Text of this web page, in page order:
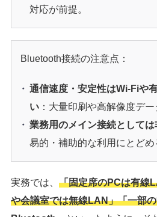
対応が前提。
Bluetooth接続の注意点：
通信速度・安定性はWi-Fiや
い：大量印刷や高解像度デー
業務用のメイン接続としては
易的・補助的な利用にとどめ
実務では、 「固定席のPCは有線
や会議室では無線LAN」「一部